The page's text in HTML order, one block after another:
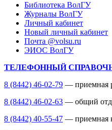
Библиотека ВолГУ
Журналы ВолГУ
Личный кабинет
Новый личный кабинет
Почта @volsu.ru
ЭИОС ВолГУ
ТЕЛЕФОННЫЙ
8 (8442) 46-02-79 — приемная
8 (8442) 46-02-63 — общий
8 (8442) 40-55-47 — приемная